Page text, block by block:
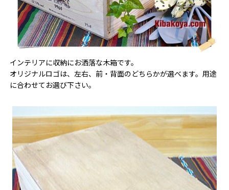
インテリアに収納にお洒落な木箱です。
オリジナルロゴは、左右、前・背面のどちらかが選べます。用途
に合わせてお選び下さい。